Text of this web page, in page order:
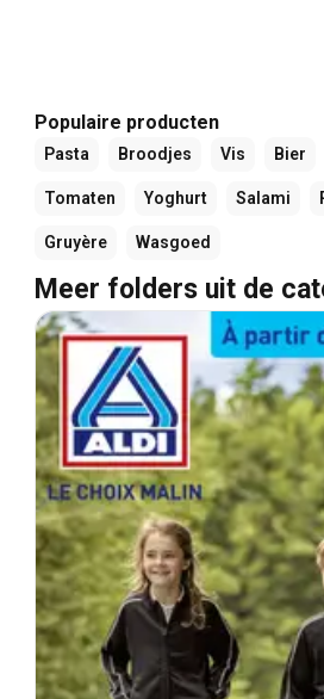
Populaire producten
Pasta Broodjes Vis Bier
Tomaten Yoghurt Salami
Gruyère Wasgoed
Meer folders uit de